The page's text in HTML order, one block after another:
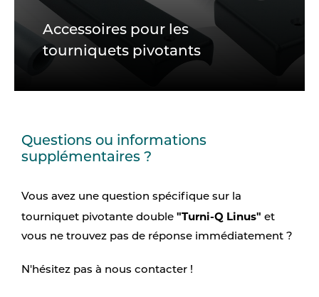
Accessoires pour les
tourniquets pivotants
Questions ou informations
supplémentaires ?
Vous avez une question spécifique sur la
tourniquet pivotante double "Turni-Q Linus" et
vous ne trouvez pas de réponse immédiatement ?
N'hésitez pas à nous contacter !